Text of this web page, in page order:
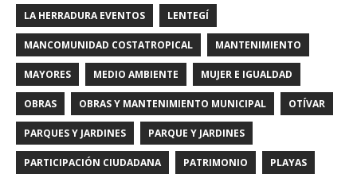
LA HERRADURA EVENTOS LENTEGÍ
MANCOMUNIDAD COSTATROPICAL MANTENIMIENTO
MAYORES MEDIO AMBIENTE MUJER E IGUALDAD
OBRAS OBRAS Y MANTENIMIENTO MUNICIPAL OTÍVAR
PARQUES Y JARDINES PARQUE Y JARDINES
PARTICIPACIÓN CIUDADANA PATRIMONIO PLAYAS